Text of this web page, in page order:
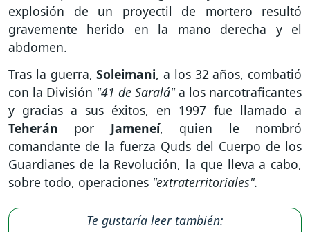
explosión de un proyectil de mortero resultó
gravemente herido en la mano derecha y el
abdomen.
Tras la guerra,Soleimani, a los 32 años, combatió
con la División "41 de Saralá"a los narcotraficantes
y gracias a sus éxitos, en 1997 fue llamado a
Teherán por Jameneí, quien le nombró
comandante de la fuerza Quds del Cuerpo de los
Guardianes de la Revolución, la que lleva a cabo,
sobre todo, operaciones "extraterritoriales".
Te gustaría leer también: